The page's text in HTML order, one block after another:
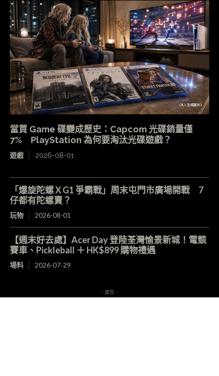
當買 Game 碟變成歷史：Capcom 光碟銷量僅
7% PlayStation 為何要淘汰光碟遊戲？
遊戲 2026-08-01
「爆旋陀螺 X G1 爭霸戰」周末屯門市廣場開戰 7
仔都有陀螺賣？
玩物 2026-08-01
【週末好去處】Acer Day 登陸荃灣愉景新城！電競
賽車、Pickleball ＋ HK$899 購物禮遇
場料 2026-07-29
- 廣告 -